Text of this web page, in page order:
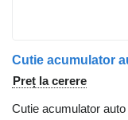
Preț la cerere
Cutie acumulator auto